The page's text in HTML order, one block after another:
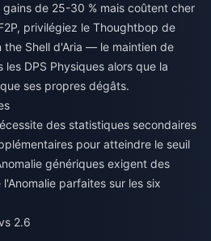
de 25-30 % mais coûtent cher
privilégiez le Thoughtbop de
the Shell d'Aria — le maintien de
DPS Physiques alors que la
ses propres dégâts.
des statistiques secondaires
pour atteindre le seuil
génériques exigent des
parfaites sur les six
2.6